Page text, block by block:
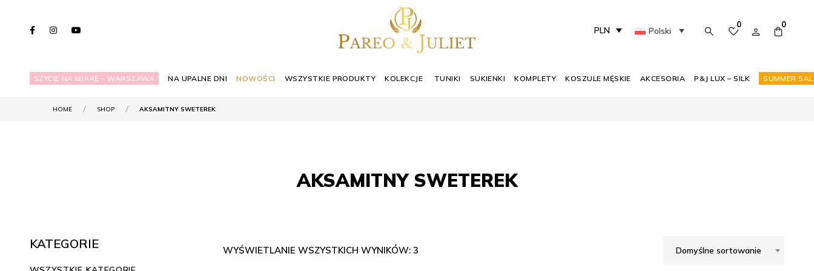
PLN Polski
0 0
SZYCIE NA MIARĘ – WARSZAWA NA UPALNE DNI NOWOŚCI WSZYSTKIE PRODUKTY KOLEKCJE TUNIKI SUKIENKI KOMPLETY KOSZULE MĘSKIE AKCESORIA P&J LUX – SILK SUMMER
HOME SHOP AKSAMITNY SWETEREK
AKSAMITNY SWETEREK
WYŚWIETLANIE WSZYSTKICH WYNIKÓW: 3 Domyślne sortowanie
KATEGORIE